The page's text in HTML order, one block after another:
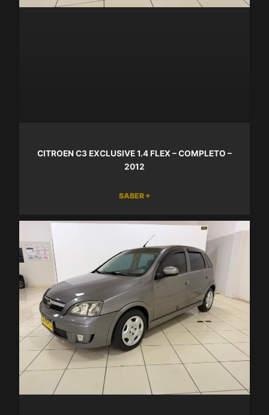
CITROEN C3 EXCLUSIVE 1.4 FLEX – COMPLETO –
2012
SABER +